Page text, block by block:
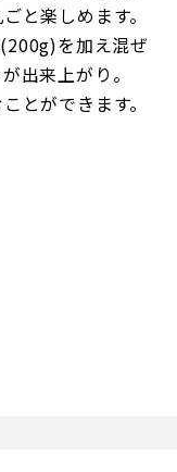
と楽しめます。
を加え混ぜ
出来上がり。
とができます。